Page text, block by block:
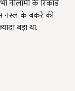
के रिकॉर्ड
नस्ल के बकरे की
बड़ा था.